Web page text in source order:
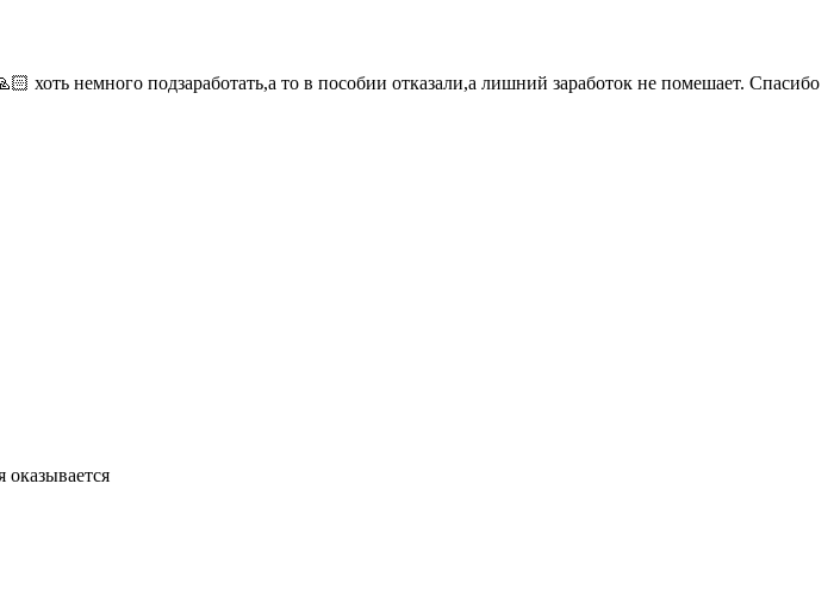
хоть немного подзаработать,а то в пособии отказали,а лишний заработок не помешает. Спасибо